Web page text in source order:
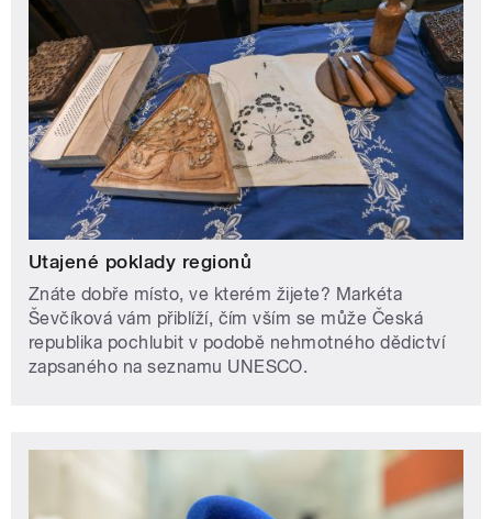
Utajené poklady regionů
Znáte dobře místo, ve kterém žijete? Markéta
Ševčíková vám přiblíží, čím vším se může Česká
republika pochlubit v podobě nehmotného dědictví
zapsaného na seznamu UNESCO.